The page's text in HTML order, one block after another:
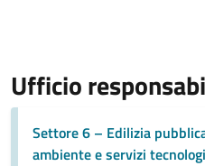
Ufficio
Settore 6 – Edilizia
ambiente e servizi